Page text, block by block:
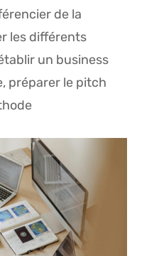
de la
les différents
un business
préparer le pitch